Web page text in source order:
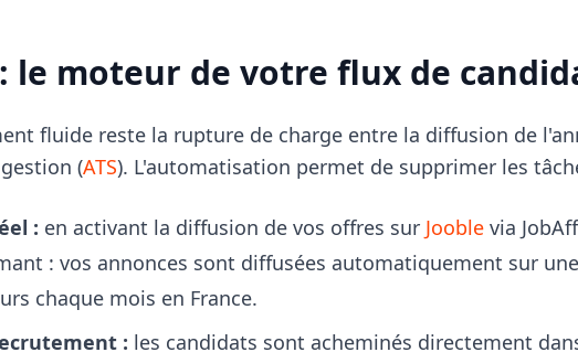
le moteur de votre flux de
fluide reste la rupture de charge entre la diffusion de
(ATS). L'automatisation permet de supprimer les
: en activant la diffusion de vos offres sur Jooble via
: vos annonces sont diffusées automatiquement sur
chaque mois en France.
: les candidats sont acheminés directement